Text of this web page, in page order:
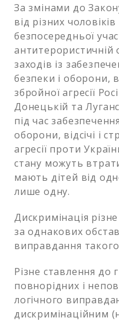
За змінами до
від різних
безпосередньої
антитерористичній
заходів із
безпеки і оборони,
збройної агресії
Донецькій та
під час
оборони, відсічі і
агресії проти
стану можуть
мають дітей від
лише одну.
Дискримінація
за однакових
виправдання
Різне ставлення
повнорідних і
логічного
дискримінаційним